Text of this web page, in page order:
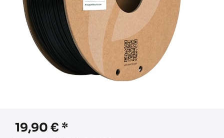
19,90 €